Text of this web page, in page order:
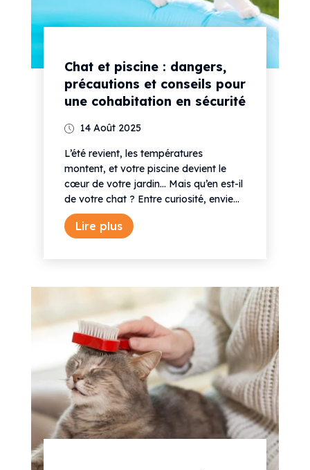
Chat et piscine : dangers,
précautions et conseils pour
une cohabitation en sécurité
14 Août 2025
L’été revient, les températures
montent, et votre piscine devient le
cœur de votre jardin… Mais qu’en est-il
de votre chat ? Entre curiosité, envie...
Lire plus